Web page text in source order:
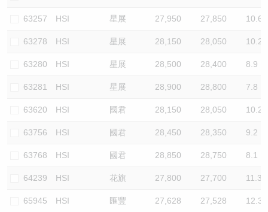
63257 HSI 星展 27,950 27,850 10.6
63278 HSI 星展 28,150 28,050 10.2
63280 HSI 星展 28,500 28,400 8.9
63281 HSI 星展 28,900 28,800 7.8
63620 HSI 國君 28,150 28,050 10.2
63756 HSI 國君 28,450 28,350 9.2
63768 HSI 國君 28,850 28,750 8.1
64239 HSI 花旗 27,800 27,700 11.3
65945 HSI 匯豐 27,628 27,528 12.3